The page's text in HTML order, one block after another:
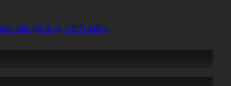
dầu gội là gì, VIETLABEL.